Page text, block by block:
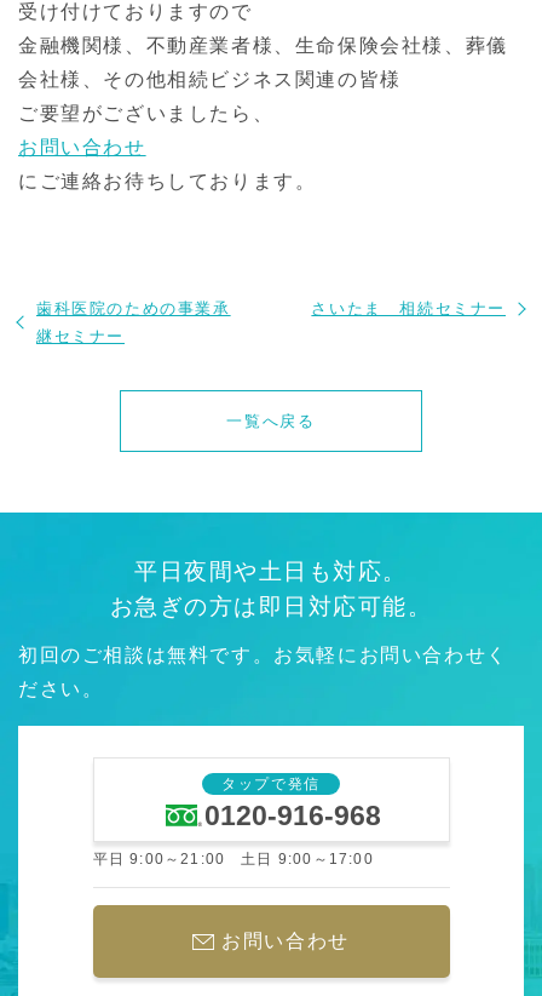
受け付けておりますので
金融機関様、不動産業者様、生命保険会社様、葬儀
会社様、その他相続ビジネス関連の皆様
ご要望がございましたら、
お問い合わせ
にご連絡お待ちしております。
歯科医院のための事業承
継セミナー
一覧へ戻る
さいたま 相続セミナー
平日夜間や土日も対応。
お急ぎの方は即日対応可能。
初回のご相談は無料です。お気軽にお問い合わせく
ださい。
タップで発信
0120-916-968
平日 9:00～21:00 土日 9:00～17:00
お問い合わせ